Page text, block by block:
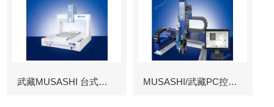
武藏MUSASHI 台式涂布机械臂 MUSASHI/武藏PC控制图像识别机械臂